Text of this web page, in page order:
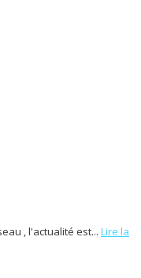
, l'actualité est... Lire la